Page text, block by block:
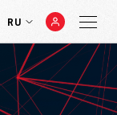
RU